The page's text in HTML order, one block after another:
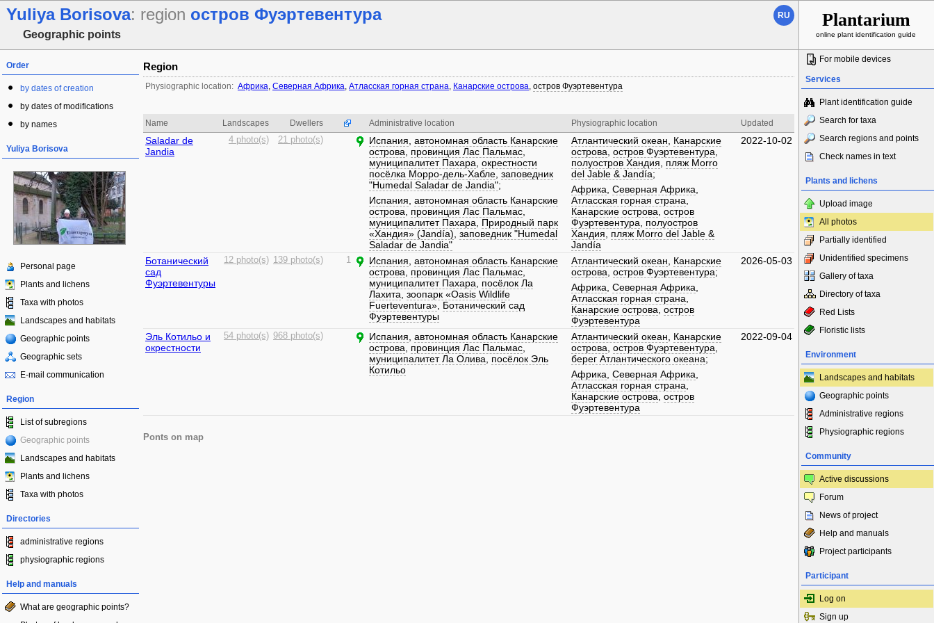
Yuliya Borisova: region остров Фуэртевентура
Geographic points
RU Plantarium
online plant identification guide
Order
by dates of creation
by dates of modifications
by names
Yuliya Borisova
Personal page
Plants and lichens
Taxa with photos
Landscapes and habitats
Geographic points
Geographic sets
E-mail communication
Region
List of subregions
Geographic points
Landscapes and habitats
Plants and lichens
Taxa with photos
Directories
administrative regions
physiographic regions
Help and manuals
What are geographic points?
Region
Physiographic location: Африка, Северная Африка, Атласская горная страна, Канарские острова, остров Фуэртевентура
Name Landscapes Dwellers Administrative location Physiographic location Updated
Saladar de
Jandia
4 photo(s) 21 photo(s) Испания автономная область Канарские
острова
провинция Лас Пальмас
муниципалитет Пахара окрестности
посёлка Морро-дель-Хабле заповедник
"Humedal Saladar de Jandia";
Испания автономная область Канарские
острова
провинция Лас Пальмас
муниципалитет Пахара
Природный парк
«Хандия» (Jandía) заповедник "Humedal
Saladar de Jandia"
Атлантический океан
Канарские
острова остров Фуэртевентура
полуостров Хандия
пляж Morro
del Jable & Jandía;
Африка Северная Африка
Атласская горная страна
Канарские острова остров
Фуэртевентура
полуостров
Хандия
пляж Morro del Jable &
Jandía
2022-10-02
Ботанический
сад
Фуэртевентуры
12 photo(s) 139 photo(s) 1 Испания автономная область Канарские
острова
провинция Лас Пальмас
муниципалитет Пахара
посёлок Ла
Лахита зоопарк «Oasis Wildlife
Fuerteventura» Ботанический сад
Фуэртевентуры
Атлантический океан
Канарские
острова остров Фуэртевентура;
Африка Северная Африка
Атласская горная страна
Канарские острова остров
Фуэртевентура
2026-05-03
Эль Котильо и
окрестности
54 photo(s) 968 photo(s) Испания автономная область Канарские
острова
провинция Лас Пальмас
муниципалитет Ла Олива
посёлок Эль
Котильо
Атлантический океан
Канарские
острова остров Фуэртевентура
берег Атлантического океана;
Африка Северная Африка
Атласская горная страна
Канарские острова остров
Фуэртевентура
2022-09-04
Ponts on map
For mobile devices
Services
Plant identification guide
Search for taxa
Search regions and points
Check names in text
Plants and lichens
Upload image
All photos
Partially identified
Unidentified specimens
Gallery of taxa
Directory of taxa
Red Lists
Floristic lists
Environment
Landscapes and habitats
Geographic points
Administrative regions
Physiographic regions
Community
Active discussions
Forum
News of project
Help and manuals
Project participants
Participant
Log on
Sign up